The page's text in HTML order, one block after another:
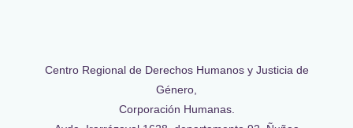
Centro Regional de Derechos Humanos y Justicia de
Género,
Corporación Humanas.